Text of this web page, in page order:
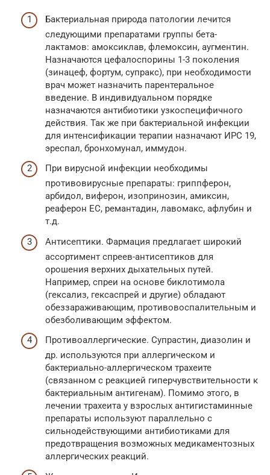
Бактериальная природа патологии лечится
следующими препаратами группы бета-
лактамов: амоксиклав, флемоксин, аугментин.
Назначаются цефалоспорины 1-3 поколения
(зинацеф, фортум, супракс), при необходимости
врач может назначить парентеральное
введение. В индивидуальном порядке
назначаются антибиотики узкоспецифичного
действия. Так же при бактериальной инфекции
для интенсификации терапии назначают ИРС 19,
эреспал, бронхомунал, иммудон.
При вирусной инфекции необходимы
противовирусные препараты: гриппферон,
арбидол, виферон, изопринозин, амиксин,
реаферон ЕС, ремантадин, лавомакс, афлубин и
т.д.
Антисептики. Фармация предлагает широкий
ассортимент спреев-антисептиков для
орошения верхних дыхательных путей.
Например, спреи на основе биклотимола
(гексализ, гексаспрей и другие) обладают
обеззараживающим, противовоспалительным и
обезболивающим эффектом.
Противоаллергические. Супрастин, диазолин и
др. используются при аллергическом и
бактериально-аллергическом трахеите
(связанном с реакцией гиперчувствительности к
бактериальным антигенам). Помимо этого, в
лечении трахеита у взрослых антигистаминные
препараты используют параллельно с
сильнодействующими антибиотиками для
предотвращения возможных медикаментозных
аллергических реакций.